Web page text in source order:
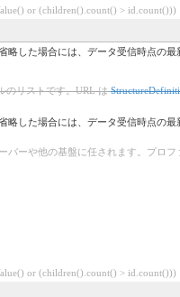
or (children().count() > id.count()))
した場合には、データ受信時点の
のリストです。URL は
した場合には、データ受信時点の
ーや他の基盤に任されます。プロフ
or (children().count() > id.count()))